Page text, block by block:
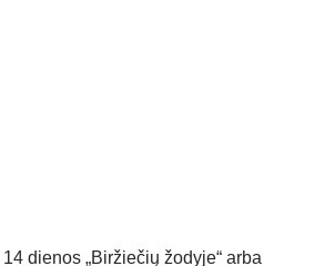
14 dienos „Biržiečių žodyje“ arba